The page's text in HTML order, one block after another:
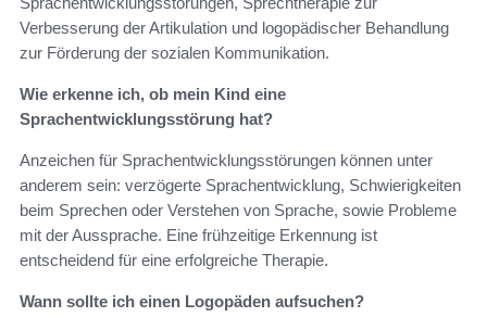
Verbesserung der Artikulation und logopädischer Behandlung
zur Förderung der sozialen Kommunikation.
Wie erkenne ich, ob mein Kind eine
Sprachentwicklungsstörung hat?
Anzeichen für Sprachentwicklungsstörungen können unter
anderem sein: verzögerte Sprachentwicklung, Schwierigkeiten
beim Sprechen oder Verstehen von Sprache, sowie Probleme
mit der Aussprache. Eine frühzeitige Erkennung ist
entscheidend für eine erfolgreiche Therapie.
Wann sollte ich einen Logopäden aufsuchen?